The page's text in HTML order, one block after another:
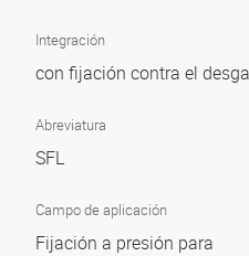
Integración
con fijación contra el
Abreviatura
SFL
Campo de aplicación
Fijación a presión para